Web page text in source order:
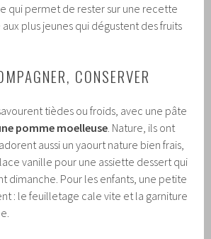
qui permet de rester sur une recette
plus jeunes qui dégustent des fruits
CONSERVER
tièdes ou froids, avec une pâte
pomme moelleuse. Nature, ils ont
aussi un yaourt nature bien frais,
vanille pour une assiette dessert qui
dimanche. Pour les enfants, une petite
: le feuilletage cale vite et la garniture